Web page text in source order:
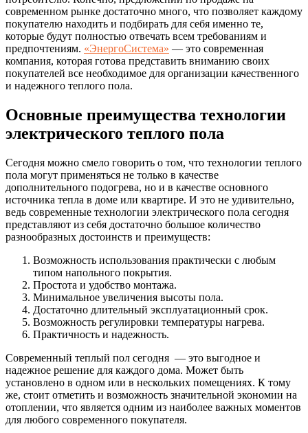
современном рынке достаточно много, что позволяет каждому
покупателю находить и подбирать для себя именно те,
которые будут полностью отвечать всем требованиям и
предпочтениям. «ЭнергоСистема» — это современная
компания, которая готова представить вниманию своих
покупателей все необходимое для организации качественного
и надежного теплого пола.
Основные преимущества технологии
электрического теплого пола
Сегодня можно смело говорить о том, что технологии теплого
пола могут применяться не только в качестве
дополнительного подогрева, но и в качестве основного
источника тепла в доме или квартире. И это не удивительно,
ведь современные технологии электрического пола сегодня
представляют из себя достаточно большое количество
разнообразных достоинств и преимуществ:
Возможность использования практически с любым
типом напольного покрытия.
Простота и удобство монтажа.
Минимальное увеличения высоты пола.
Достаточно длительный эксплуатационный срок.
Возможность регулировки температуры нагрева.
Практичность и надежность.
Современный теплый пол сегодня — это выгодное и
надежное решение для каждого дома. Может быть
установлено в одном или в нескольких помещениях. К тому
же, стоит отметить и возможность значительной экономии на
отоплении, что является одним из наиболее важных моментов
для любого современного покупателя.